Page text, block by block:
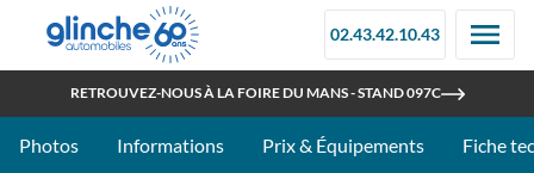
02.43.42.10.43
RETROUVEZ-NOUS À LA FOIRE DU MANS - STAND 097C
OUVERT TOUT L'ÉTÉ
Photos Informations Prix & Équipements Fiche